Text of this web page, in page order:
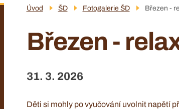
Úvod ŠD Fotogalerie ŠD Březen -
Březen -
31. 3. 2026
Děti si mohly po vyučování uvolnit napětí